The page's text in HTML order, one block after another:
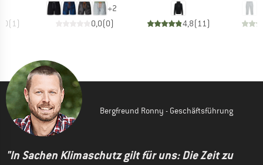
(1)
+2
0,0(0) 4,8(11)
Bergfreund Ronny - Geschäftsführung
"In Sachen Klimaschutz gilt für uns: Die Zeit zu